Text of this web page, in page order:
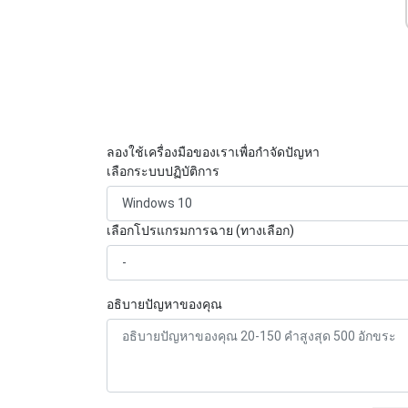
ลองใช้เครื่องมือของเราเพื่อกำจัดปัญหา
เลือกระบบปฏิบัติการ
เลือกโปรแกรมการฉาย (ทางเลือก)
อธิบายปัญหาของคุณ